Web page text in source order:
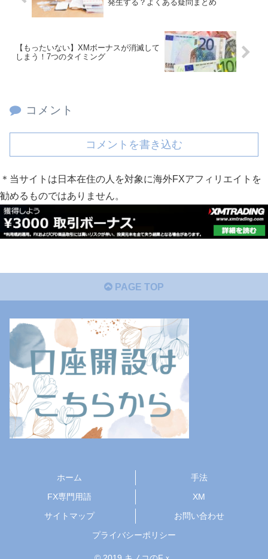
発生する？よくある疑問まとめ
【もったいない】XMボーナスが消滅して
しまう！7つのタイミング
コメント
コメントを書き込む
＊当サイトは日本在住の人を対象に海外FXアフィリエイトを
勧めるものではありません。
PAGE TOP
ホーム
手法
FX専門用語
XM
サイトマップ
お問い合わせ
プライバシーポリシー